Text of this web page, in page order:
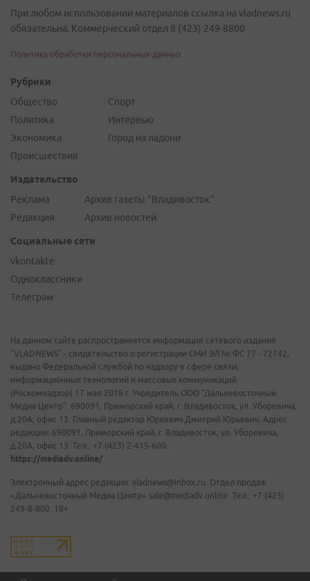
При любом использовании материалов ссылка на vladnews.ru
обязательна. Коммерческий отдел 8 (423) 249-8800
Политика обработки персональных данных
Рубрики
Общество
Политика
Экономика
Происшествия
Спорт
Интервью
Город на ладони
Издательство
Реклама
Редакция
Архив газеты "Владивосток"
Архив новостей
Социальные сети
vkontakte
Одноклассники
Телеграм
На данном сайте распространяется информация сетевого издания
"VLADNEWS" - свидетельство о регистрации СМИ ЭЛ № ФС 77 - 72742,
выдано Федеральной службой по надзору в сфере связи,
информационных технологий и массовых коммуникаций
(Роскомнадзор) 17 мая 2018 г. Учредитель ООО "Дальневосточный
Медиа Центр". 690091, Приморский край, г. Владивосток, ул. Уборевича,
д.20А, офис 13. Главный редактор Юркевич Дмитрий Юрьевич. Адрес
редакции: 690091, Приморский край, г. Владивосток, ул. Уборевича,
д.20А, офис 13. Тел.: +7 (423) 2-415-600.
https://mediadv.online/
Электронный адрес редакции: vladnews@inbox.ru. Отдел продаж
«Дальневосточный Медиа Центр» sale@mediadv.online. Тел.: +7 (423)
249-8-800. 18+